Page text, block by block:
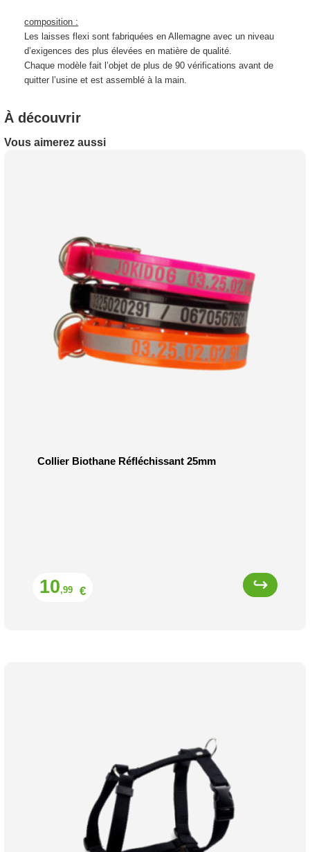
composition :
Les laisses flexi sont fabriquées en Allemagne avec un niveau
d’exigences des plus élevées en matière de qualité.
Chaque modèle fait l’objet de plus de 90 vérifications avant de
quitter l’usine et est assemblé à la main.
À découvrir
Vous aimerez aussi
Collier Biothane Réfléchissant 25mm
10,99 €